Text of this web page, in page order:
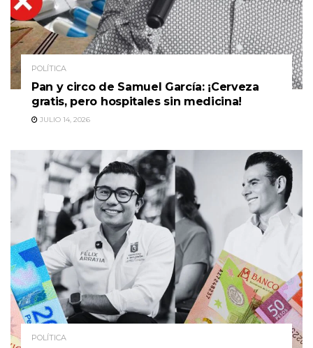
POLÍTICA
Pan y circo de Samuel García: ¡Cerveza
gratis, pero hospitales sin medicina!
JULIO 14, 2026
POLÍTICA